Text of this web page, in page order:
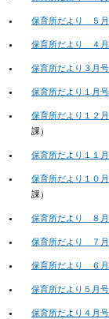
保育所だより ５月
保育所だより ４月
保育所だより３月
保育所だより１月
保育所だより１２
課）
保育所だより１１月
保育所だより１０
課）
保育所だより ８月
保育所だより ７月
保育所だより ６月
保育所だより５月
保育所だより４月